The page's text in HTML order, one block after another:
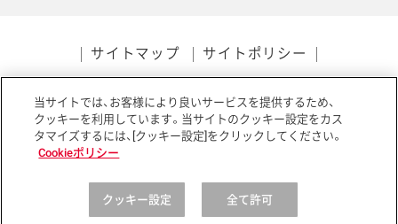
サイトマップ サイトポリシー
ソーシャルメディアポリシー アクセシビリティ
Copyright © Kewpie Corporation All rights reserved.
当サイトでは、お客様により良いサービスを提供するため、
クッキーを利用しています。当サイトのクッキー設定をカス
タマイズするには、[クッキー設定]をクリックしてください。
Cookieポリシー
クッキー設定 全て許可